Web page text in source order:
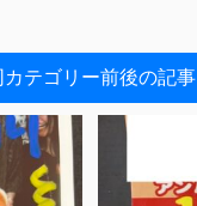
カテゴリー前後の記事